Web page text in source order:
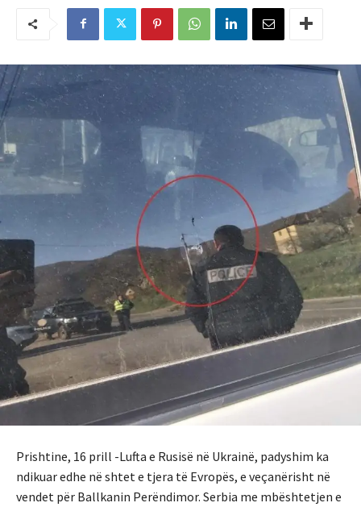
Prishtine, 16 prill -Lufta e Rusisë në Ukrainë, padyshim ka
ndikuar edhe në shtet e tjera të Evropës, e veçanërisht në
vendet për Ballkanin Perëndimor. Serbia me mbështetjen e